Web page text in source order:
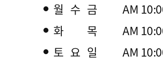
월수금
AM
화목
AM
토요일
AM